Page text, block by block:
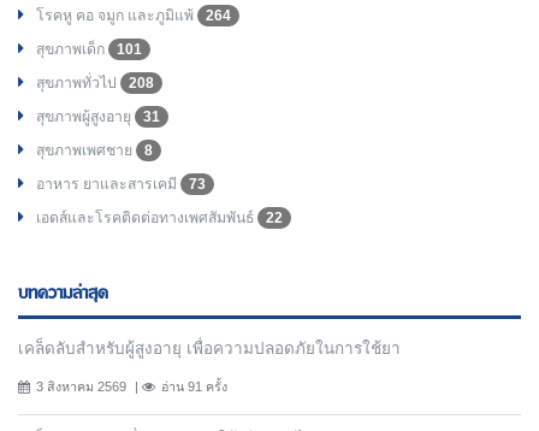
โรคหู คอ จมูก และภูมิแพ้
264
สุขภาพเด็ก
101
สุขภาพทั่วไป
208
สุขภาพผู้สูงอายุ
31
สุขภาพเพศชาย
8
อาหาร ยาและสารเคมี
73
เอดส์และโรคติดต่อทางเพศสัมพันธ์
22
บทความล่าสุด
เคล็ดลับสำหรับผู้สูงอายุ เพื่อความปลอดภัยในการใช้ยา
3 สิงหาคม 2569 อ่าน 91 ครั้ง